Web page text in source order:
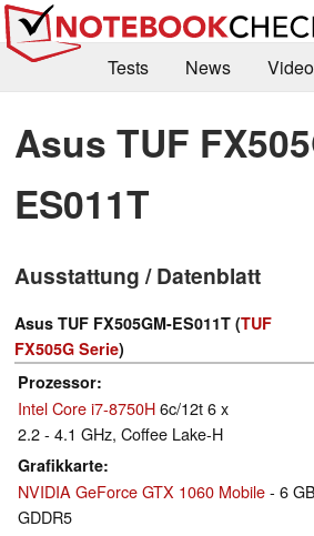
Tests News
Kaufberatung
Deals Suche
Forum
Asus TUF
ES011T
Ausstattung / Datenblatt
Asus TUF FX505GM-ES011T (TUF
FX505G Serie)
Prozessor
Intel Core i7-8750H6c/12t 6 x
2.2 - 4.1 GHz, Coffee Lake-H
Grafikkarte
NVIDIA GeForce GTX 1060 Mobile- 6
GDDR5